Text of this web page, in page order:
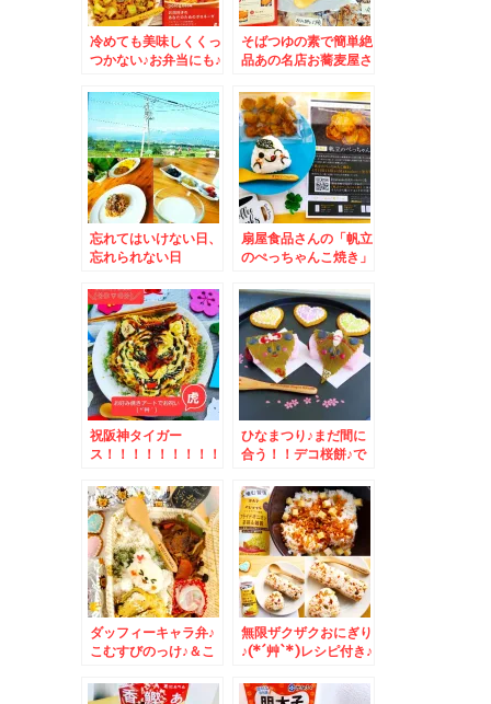
冷めても美味しくくっ
つかない♪お弁当にも♪
きそばグラタンレシピ
おんぷ
そばつゆの素で簡単絶
品あの名店お蕎麦屋さ
きちゃう～(*´艸`*)＆
おかずバイキング弁
当！！
忘れてはいけない日、
忘れられない日
扇屋食品さんの「帆立
のぺっちゃんこ焼き」
やつに！おにぎりにも
パスタにも麻婆豆腐に
も(*´艸`*)
祝阪神タイガー
ス！！！！！！！！！
ートでお祝い♪
ひなまつり♪まだ間に
合う！！デコ桜餅♪で
ダッフィーキャラ弁♪
こむすびのっけ♪＆こ
´艸｀)マイ最優秀調味
無限ザクザクおにぎり
♪(*´艸`*)レシピ付き♪